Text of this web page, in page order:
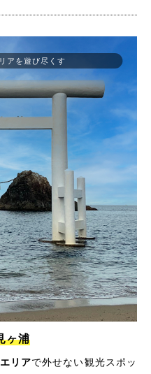
アを遊び尽くす
ヶ浦
リアで外せない観光スポッ